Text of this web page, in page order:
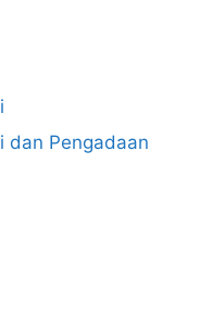
dan Pengadaan